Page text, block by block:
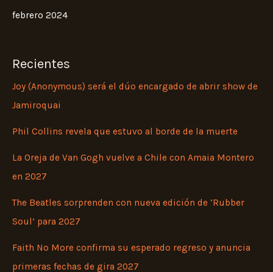
febrero 2024
Recientes
Joy (Anonymous) será el dúo encargado de abrir show de
Jamiroquai
Phil Collins revela que estuvo al borde de la muerte
La Oreja de Van Gogh vuelve a Chile con Amaia Montero
en 2027
The Beatles sorprenden con nueva edición de ‘Rubber
Soul’ para 2027
Faith No More confirma su esperado regreso y anuncia
primeras fechas de gira 2027